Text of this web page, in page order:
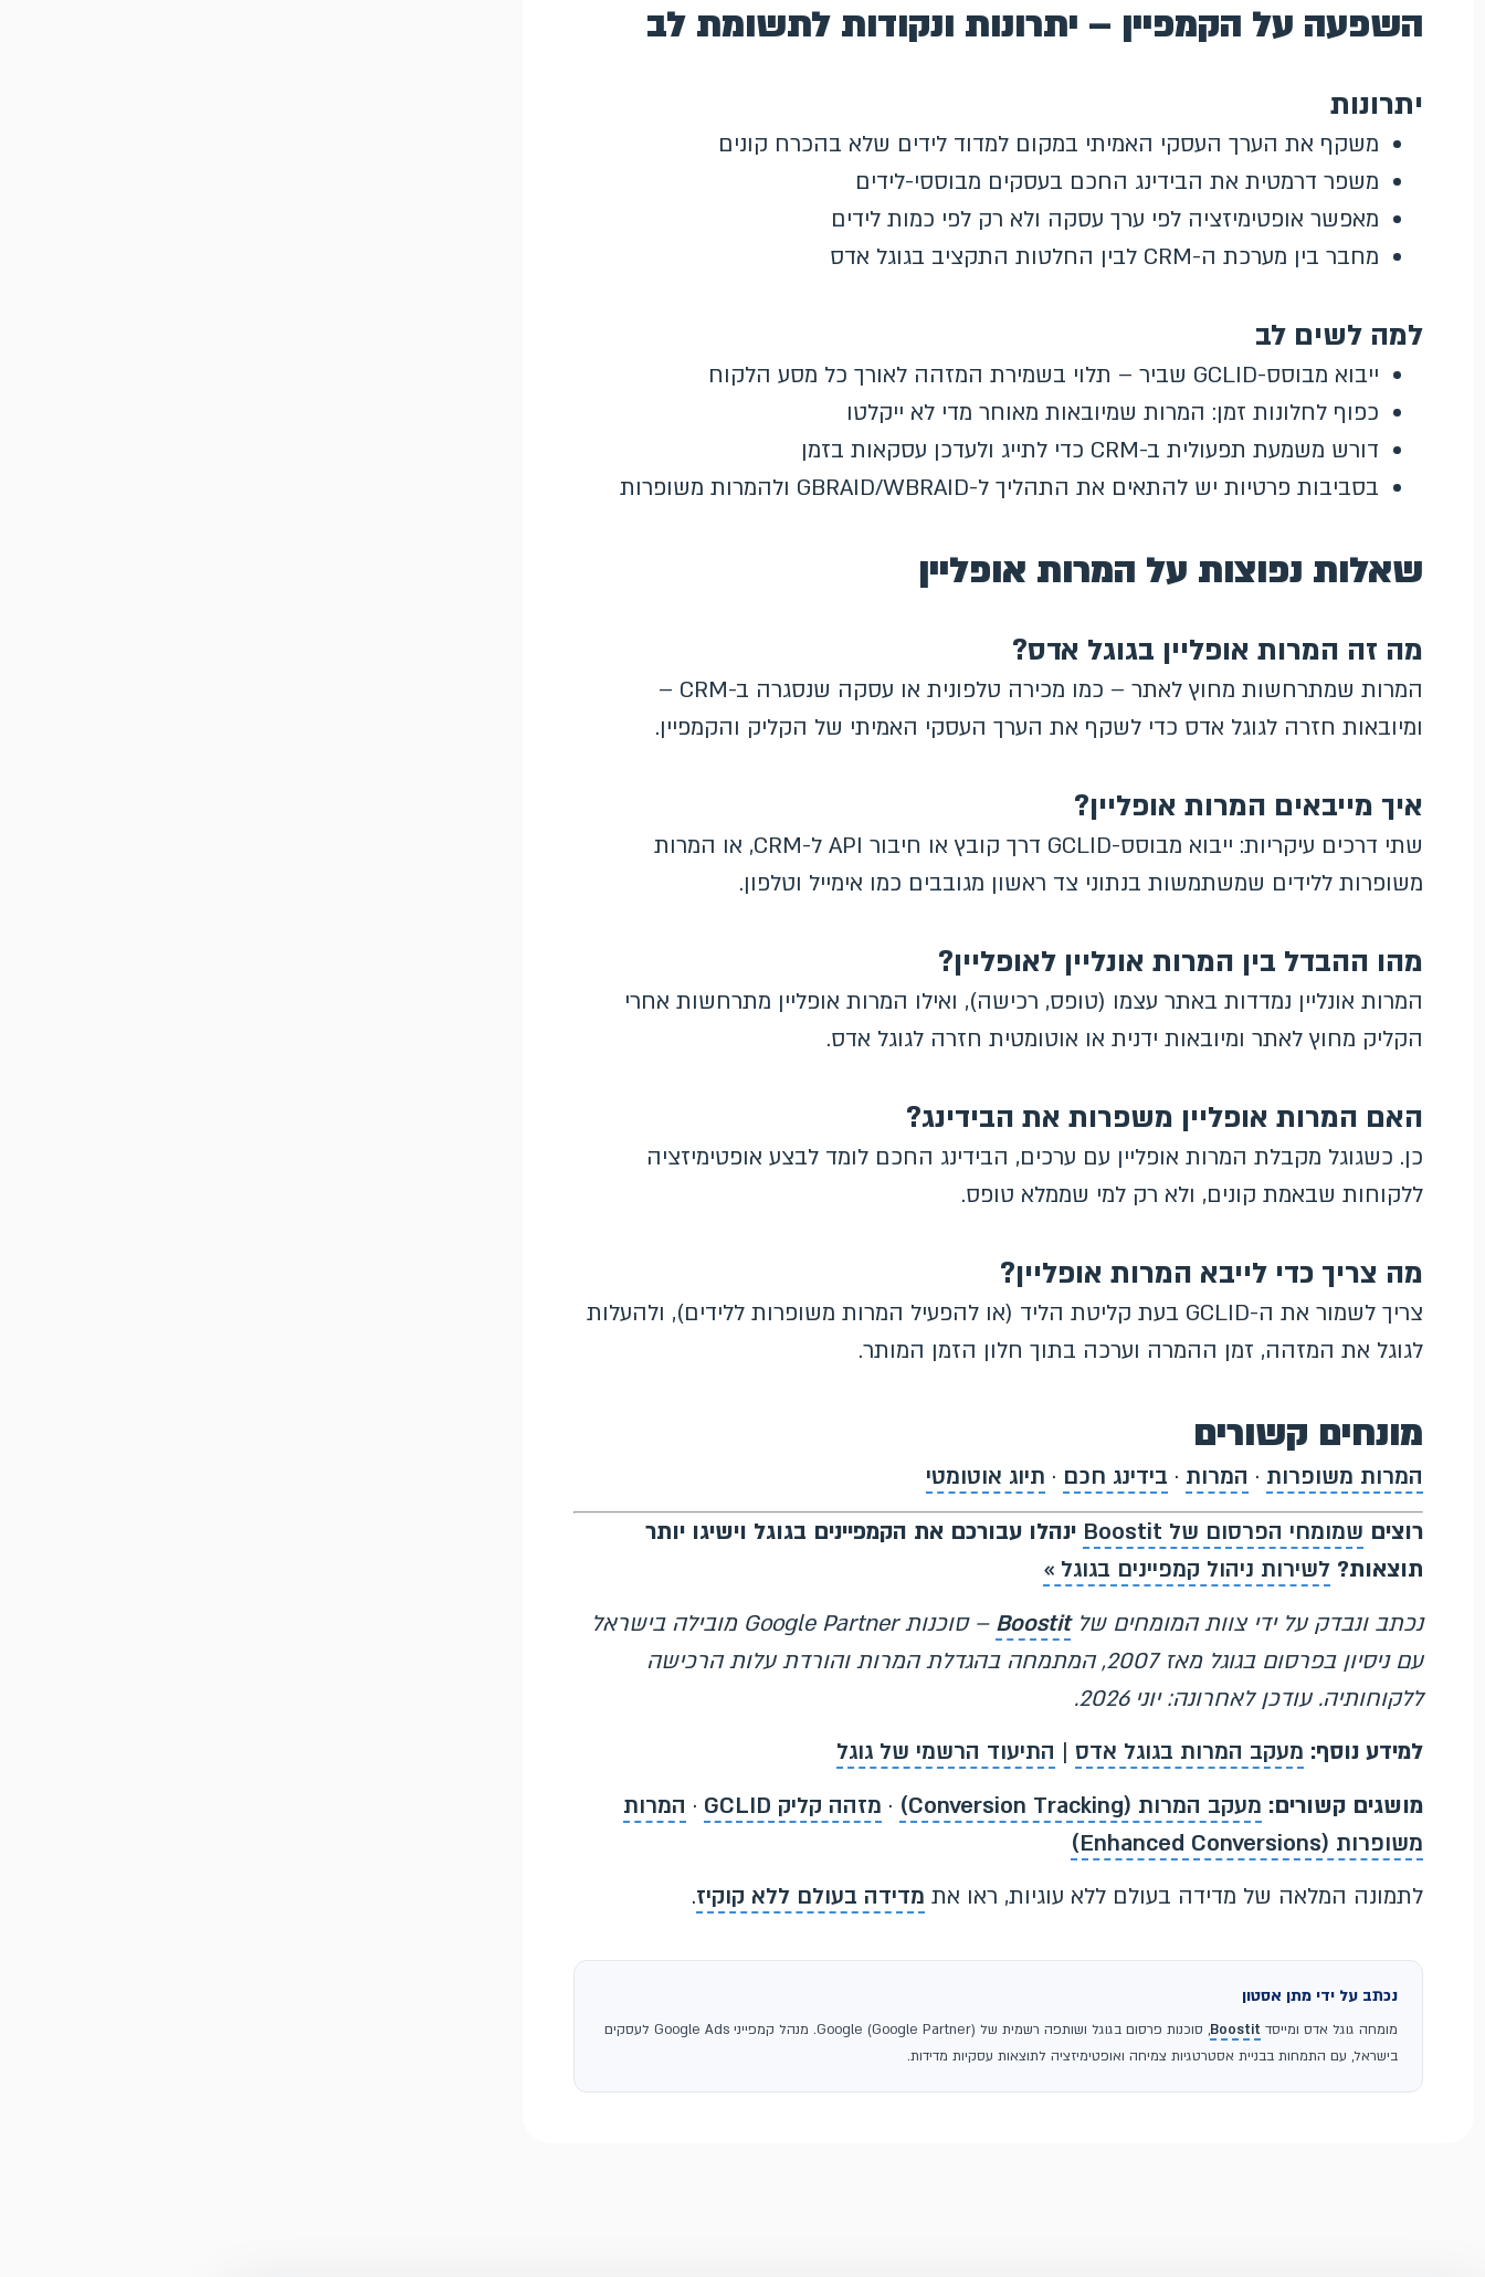
השפעה על הקמפיין – יתרונות ונקודות לתשומת לב
יתרונות
משקף את הערך העסקי האמיתי במקום למדוד לידים שלא בהכרח קונים
משפר דרמטית את הבידינג החכם בעסקים מבוססי-לידים
מאפשר אופטימיזציה לפי ערך עסקה ולא רק לפי כמות לידים
מחבר בין מערכת ה-CRM לבין החלטות התקציב בגוגל אדס
למה לשים לב
ייבוא מבוסס-GCLID שביר – תלוי בשמירת המזהה לאורך כל מסע הלקוח
כפוף לחלונות זמן: המרות שמיובאות מאוחר מדי לא ייקלטו
דורש משמעת תפעולית ב-CRM כדי לתייג ולעדכן עסקאות בזמן
בסביבות פרטיות יש להתאים את התהליך ל-GBRAID/WBRAID ולהמרות משופרות
שאלות נפוצות על המרות אופליין
מה זה המרות אופליין בגוגל אדס?
המרות שמתרחשות מחוץ לאתר – כמו מכירה טלפונית או עסקה שנסגרה ב-CRM –
ומיובאות חזרה לגוגל אדס כדי לשקף את הערך העסקי האמיתי של הקליק והקמפיין.
איך מייבאים המרות אופליין?
שתי דרכים עיקריות: ייבוא מבוסס-GCLID דרך קובץ או חיבור API ל-CRM, או המרות
משופרות ללידים שמשתמשות בנתוני צד ראשון מגובבים כמו אימייל וטלפון.
מהו ההבדל בין המרות אונליין לאופליין?
המרות אונליין נמדדות באתר עצמו (טופס, רכישה), ואילו המרות אופליין מתרחשות אחרי
הקליק מחוץ לאתר ומיובאות ידנית או אוטומטית חזרה לגוגל אדס.
האם המרות אופליין משפרות את הבידינג?
כן. כשגוגל מקבלת המרות אופליין עם ערכים, הבידינג החכם לומד לבצע אופטימיזציה
ללקוחות שבאמת קונים, ולא רק למי שממלא טופס.
מה צריך כדי לייבא המרות אופליין?
צריך לשמור את ה-GCLID בעת קליטת הליד (או להפעיל המרות משופרות ללידים), ולהעלות
לגוגל את המזהה, זמן ההמרה וערכה בתוך חלון הזמן המותר.
מונחים קשורים
המרות משופרות · המרות · בידינג חכם · תיוג אוטומטי
רוצים שמומחי הפרסום של Boostit
ינהלו עבורכם את הקמפיינים בגוגל וישיגו יותר
תוצאות? לשירות ניהול קמפיינים בגוגל »
נכתב ונבדק על ידי צוות המומחים שלBoostit
– סוכנות Google Partner מובילה בישראל
עם ניסיון בפרסום בגוגל מאז 2007, המתמחה בהגדלת המרות והורדת עלות הרכישה
ללקוחותיה. עודכן לאחרונה: יוני 2026.
למידע נוסף: מעקב המרות בגוגל אדס | התיעוד הרשמי של גוגל
מושגים קשורים: מעקב המרות (Conversion Tracking) · מזהה קליק GCLID · המרות
משופרות (Enhanced Conversions)
לתמונה המלאה של מדידה בעולם ללא עוגיות, ראו את מדידה בעולם ללא קוקיז.
נכתב על ידי מתן אסטון
מומחה גוגל אדס ומייסד Boostit
, סוכנות פרסום בגוגל ושותפה רשמית של Google (Google Partner). מנהל קמפייני Google Ads לעסקים
בישראל, עם התמחות בבניית אסטרטגיות צמיחה ואופטימיזציה לתוצאות עסקיות מדידות.